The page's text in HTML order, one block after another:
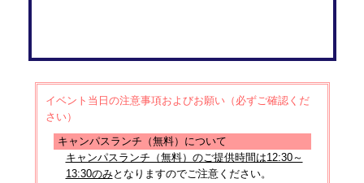
イベント当日の注意事項およびお願い（必ずご確認くだ
さい）
キャンパスランチ（無料）について
キャンパスランチ（無料）のご提供時間は12:30～
13:30のみとなりますのでご注意ください。